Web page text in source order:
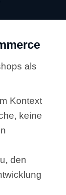
als
Kontext
keine
den